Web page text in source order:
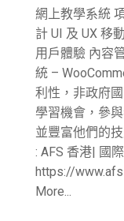
網上教學系統
計 UI 及 UX 移
用戶體驗 內容
統 –
利性，非政府
學習機會，參
並豐富他們的
: AFS 香港| 國
https://
More...